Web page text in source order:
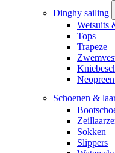
Dinghy sailing
Wetsuits
Tops
Trapeze
Schoenen &
Sokken
Slippers